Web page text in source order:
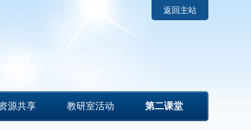
返回主站
源共享 教研室活动 第二课堂